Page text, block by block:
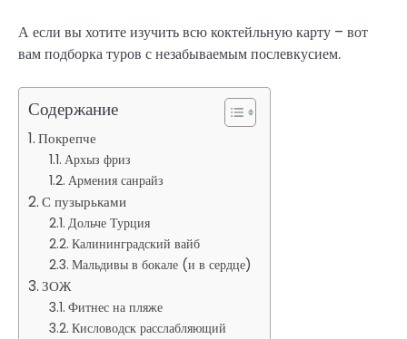
А если вы хотите изучить всю коктейльную карту – вот
вам подборка туров с незабываемым послевкусием.
Содержание
Покрепче
Архыз фриз
Армения санрайз
С пузырьками
Дольче Турция
Калининградский вайб
Мальдивы в бокале (и в сердце)
ЗОЖ
Фитнес на пляже
Кисловодск расслабляющий